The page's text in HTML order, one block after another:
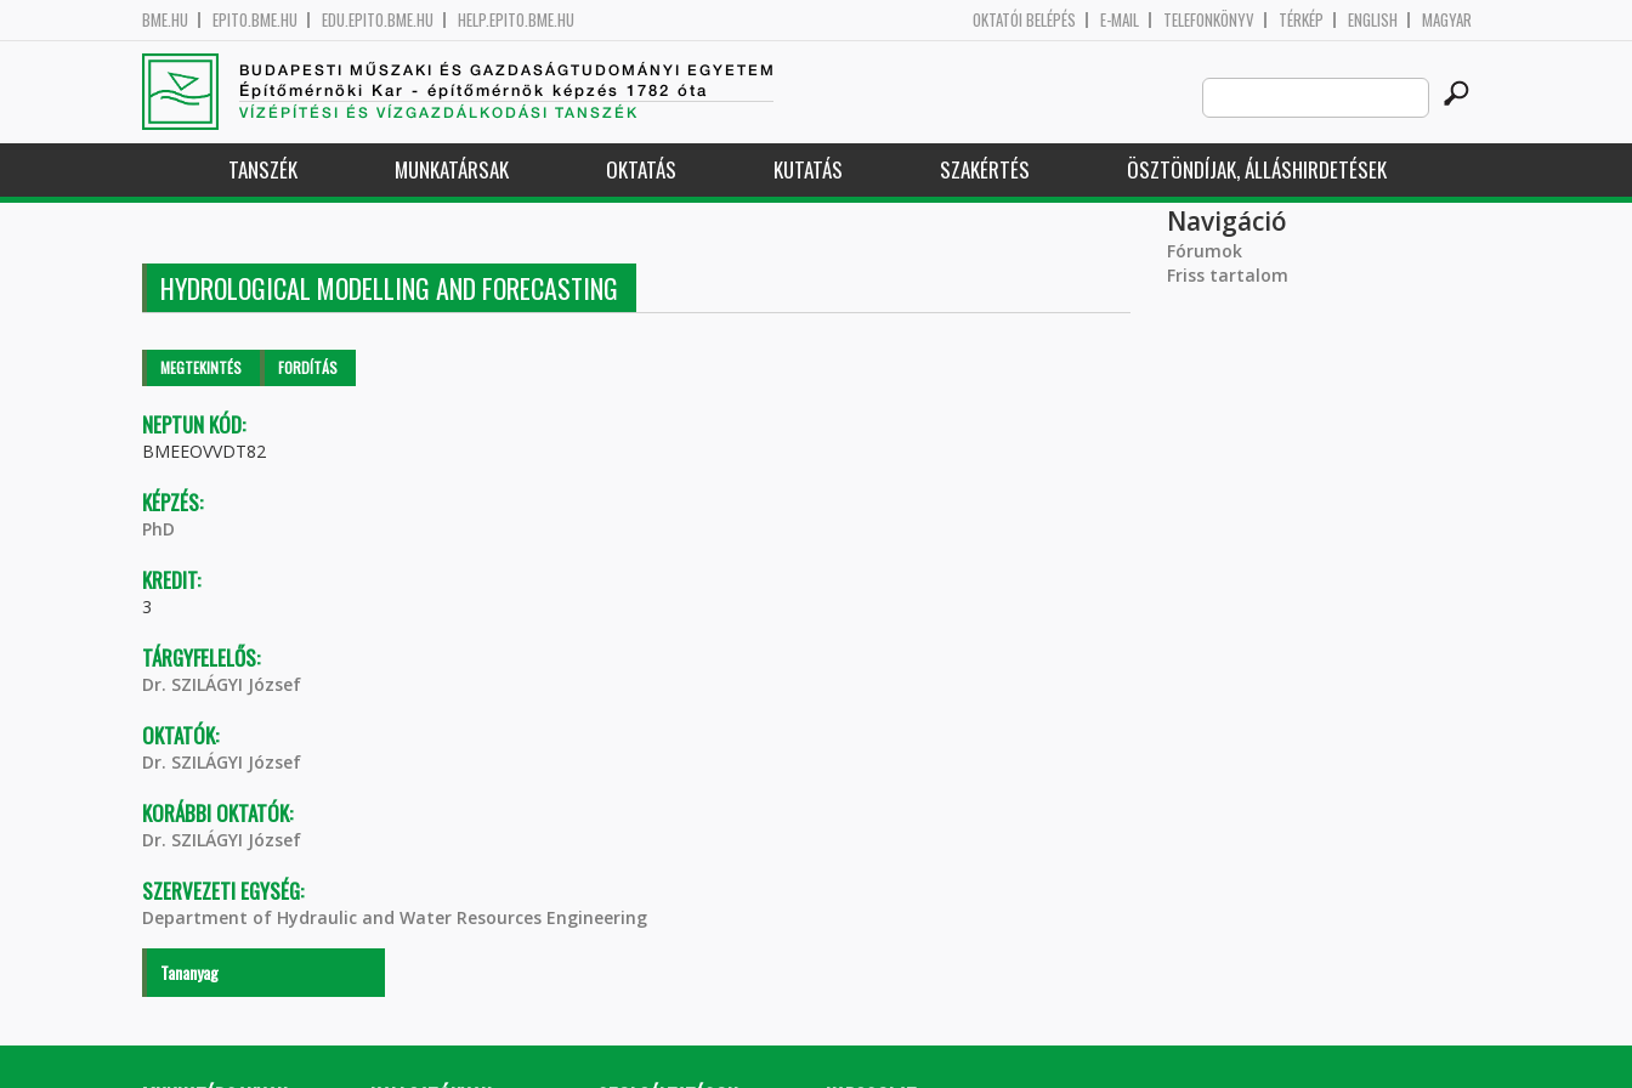
BME.HU EPITO.BME.HU EDU.EPITO.BME.HU HELP.EPITO.BME.HU OKTATÓI BELÉPÉS E-MAIL TELEFONKÖNYV TÉRKÉP ENGLISH MAGYAR
BUDAPESTI MŰSZAKI ÉS GAZDASÁGTUDOMÁNYI EGYETEM
Építőmérnöki Kar - építőmérnök képzés 1782 óta
VÍZÉPÍTÉSI ÉS VÍZGAZDÁLKODÁSI TANSZÉK
Search
this
site
TANSZÉK MUNKATÁRSAK OKTATÁS KUTATÁS SZAKÉRTÉS ÖSZTÖNDÍJAK, ÁLLÁSHIRDETÉSEK
HYDROLOGICAL MODELLING AND FORECASTING
Elsődleges fülek
MEGTEKINTÉS (AKTÍVFORDÍTÁS
NEPTUN KÓD:
BMEEOVVDT82
KÉPZÉS:
PhD
KREDIT:
3
TÁRGYFELELŐS:
Dr. SZILÁGYI József
OKTATÓK:
Dr. SZILÁGYI József
KORÁBBI OKTATÓK:
Dr. SZILÁGYI József
SZERVEZETI EGYSÉG:
Department of Hydraulic and Water Resources Engineering
Tananyag
Navigáció
Fórumok
Friss tartalom